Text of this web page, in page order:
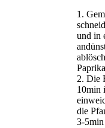
und in
Die
10min
die
3-5min